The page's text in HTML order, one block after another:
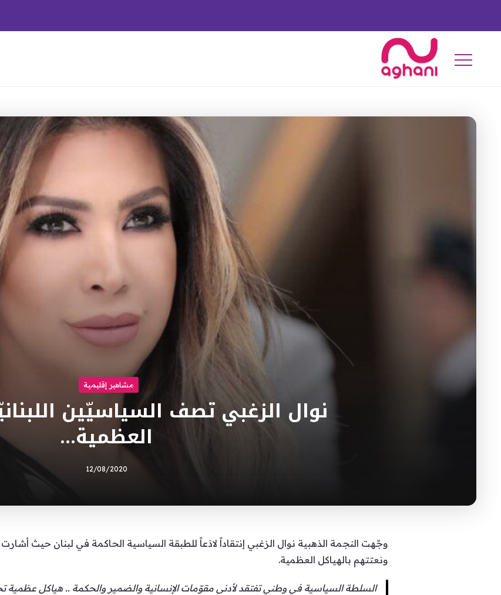
مشاهير إقليمية
نوال الزغبي تصف السياسيّين
العظمية…
12/08/2020
وجّهت النجمة الذهبية نوال الزغبي إنتقاداً لاذعاً للطبقة السياسية الحاكمة في لبنان حيث
ونعتتهم بالهياكل العظمية.
السلطة السياسية في وطني تفتقد لأدنى مقوّمات الإنسانية والضمير والحكمة .. هياكل عظمية